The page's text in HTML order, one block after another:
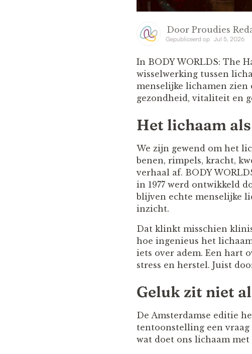
Door Proudies
Gepubliceerd op Jul 5, 2026
In BODY WORLDS: The
wisselwerking tussen
menselijke lichamen zien
gezondheid, vitaliteit en
Het lichaam
We zijn gewend om het
benen, rimpels, kracht,
verhaal af. BODY
in 1977 werd ontwikkeld
blijven echte menselijke
inzicht.
Dat klinkt misschien
hoe ingenieus het
iets over adem. Een hart
stress en herstel. Juist
Geluk zit niet
De Amsterdamse editie
tentoonstelling een vraag
wat doet ons lichaam met